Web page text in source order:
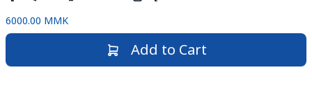
6000.00 MMK
Add to Cart